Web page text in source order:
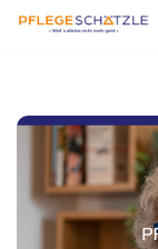
springen